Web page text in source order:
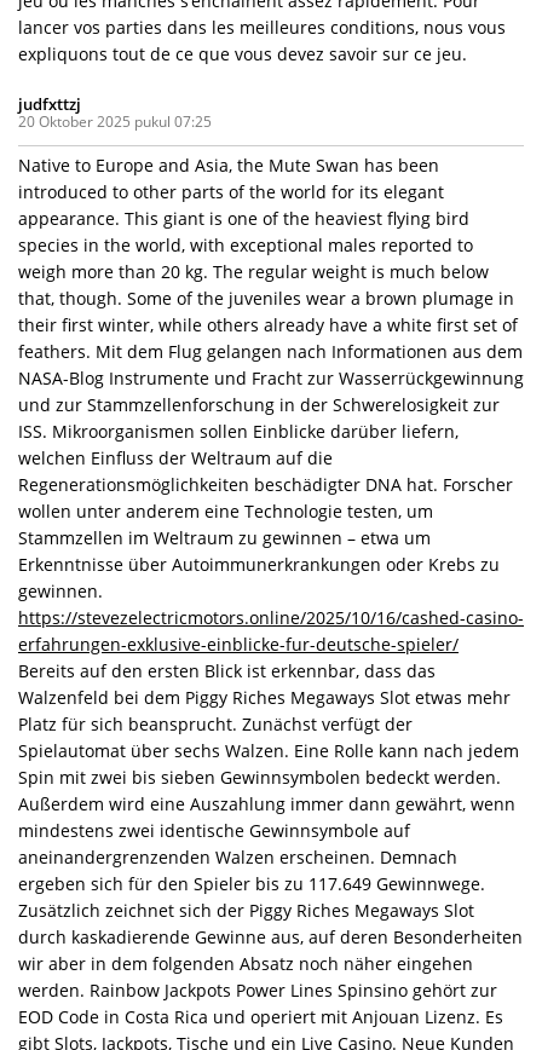
lancer vos parties dans les meilleures conditions, nous vous
expliquons tout de ce que vous devez savoir sur ce jeu.
judfxttzj
20 Oktober 2025 pukul 07:25
Native to Europe and Asia, the Mute Swan has been
introduced to other parts of the world for its elegant
appearance. This giant is one of the heaviest flying bird
species in the world, with exceptional males reported to
weigh more than 20 kg. The regular weight is much below
that, though. Some of the juveniles wear a brown plumage in
their first winter, while others already have a white first set of
feathers. Mit dem Flug gelangen nach Informationen aus dem
NASA-Blog Instrumente und Fracht zur Wasserrückgewinnung
und zur Stammzellenforschung in der Schwerelosigkeit zur
ISS. Mikroorganismen sollen Einblicke darüber liefern,
welchen Einfluss der Weltraum auf die
Regenerationsmöglichkeiten beschädigter DNA hat. Forscher
wollen unter anderem eine Technologie testen, um
Stammzellen im Weltraum zu gewinnen – etwa um
Erkenntnisse über Autoimmunerkrankungen oder Krebs zu
gewinnen.
https://stevezelectricmotors.online/2025/10/16/cashed-casino-
erfahrungen-exklusive-einblicke-fur-deutsche-spieler/
Bereits auf den ersten Blick ist erkennbar, dass das
Walzenfeld bei dem Piggy Riches Megaways Slot etwas mehr
Platz für sich beansprucht. Zunächst verfügt der
Spielautomat über sechs Walzen. Eine Rolle kann nach jedem
Spin mit zwei bis sieben Gewinnsymbolen bedeckt werden.
Außerdem wird eine Auszahlung immer dann gewährt, wenn
mindestens zwei identische Gewinnsymbole auf
aneinandergrenzenden Walzen erscheinen. Demnach
ergeben sich für den Spieler bis zu 117.649 Gewinnwege.
Zusätzlich zeichnet sich der Piggy Riches Megaways Slot
durch kaskadierende Gewinne aus, auf deren Besonderheiten
wir aber in dem folgenden Absatz noch näher eingehen
werden. Rainbow Jackpots Power Lines Spinsino gehört zur
EOD Code in Costa Rica und operiert mit Anjouan Lizenz. Es
gibt Slots, Jackpots, Tische und ein Live Casino. Neue Kunden